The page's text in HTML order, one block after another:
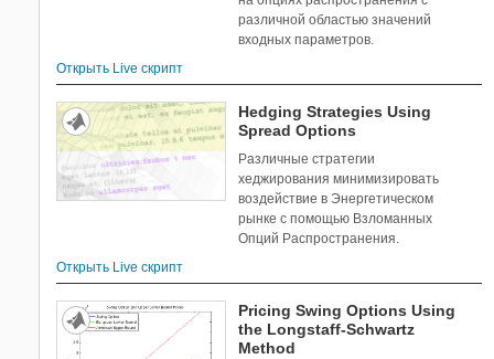
различной областью значений
входных параметров.
Открыть Live скрипт
Hedging Strategies Using
Spread Options
Различные стратегии
хеджирования минимизировать
воздействие в Энергетическом
рынке с помощью Взломанных
Опций Распространения.
Открыть Live скрипт
Pricing Swing Options Using
the Longstaff-Schwartz
Method